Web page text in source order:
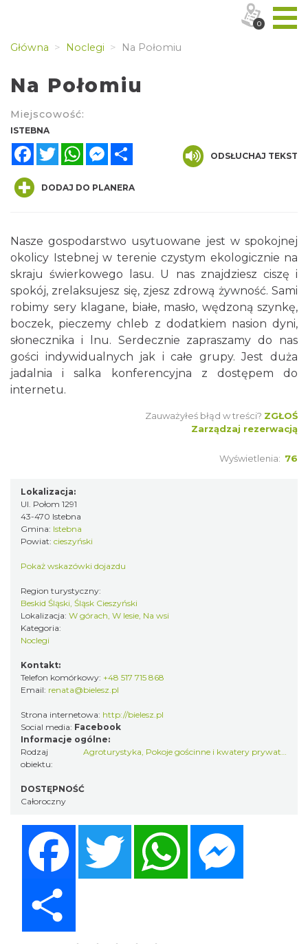
Główna Noclegi Na Połomiu
Na Połomiu
Miejscowość:
ISTEBNA
FacebookTwitterWhatsAppMessenger
ODSŁUCHAJ TEKST
DODAJ DO PLANERA
Nasze gospodarstwo usytuowane jest w spokojnej
okolicy Istebnej w terenie czystym ekologicznie na
skraju świerkowego lasu. U nas znajdziesz ciszę i
spokój, zrelaksujesz się, zjesz zdrową żywność. Sami
robimy sery klagane, białe, masło, wędzoną szynkę,
boczek, pieczemy chleb z dodatkiem nasion dyni,
słonecznika i lnu. Serdecznie zapraszamy do nas
gości indywidualnych jak i całe grupy. Jest duża
jadalnia i salka konferencyjna z dostępem do
internetu.
Zauważyłeś błąd w treści? ZGŁOŚ
Zarządzaj rezerwacją
Wyświetlenia: 76
Lokalizacja:
Ul. Połom 1291
43-470 Istebna
Gmina: Istebna
Powiat: cieszyński
Pokaż wskazówki dojazdu
Region turystyczny:
Beskid Śląski, Śląsk Cieszyński
Lokalizacja: W górach, W lesie, Na wsi
Kategoria:
Noclegi
Kontakt:
Telefon komórkowy: +48 517 715 868
Email: renata@bielesz.pl
Strona internetowa: http://bielesz.pl
Social media: Facebook
Informacje ogólne:
Rodzaj
obiektu:
Agroturystyka, Pokoje gościnne i kwatery prywatne
DOSTĘPNOŚĆ
Całoroczny
Twitter WhatsApp
0